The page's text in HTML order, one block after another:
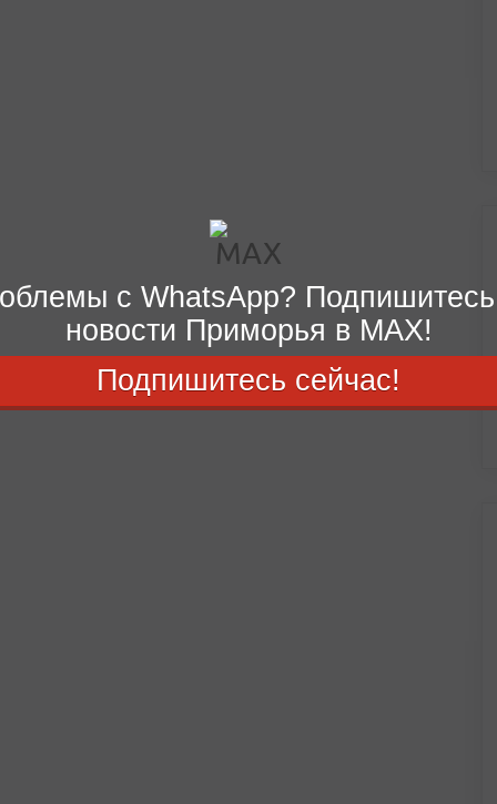
с WhatsApp?
новости Приморья в MAX!
Подпишитесь сейчас!